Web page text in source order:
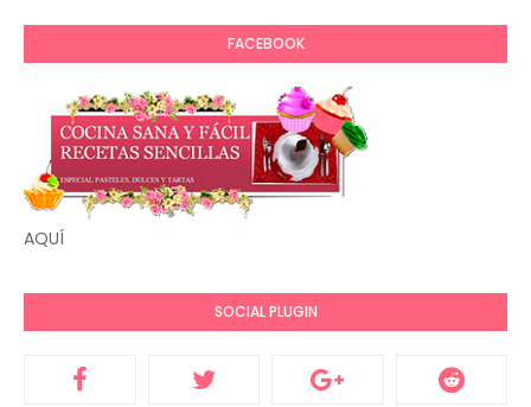
FACEBOOK
AQUÍ
SOCIAL PLUGIN